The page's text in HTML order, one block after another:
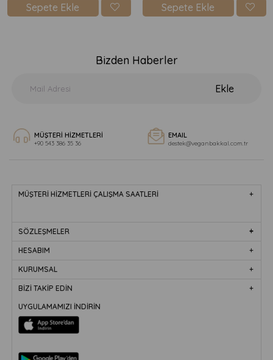
Sepete Ekle Sepete Ekle
Bizden Haberler
Ekle
MÜŞTERİ HİZMETLERİ
+90 543 386 35 36
EMAIL
destek@veganbakkal.com.tr
MÜŞTERİ HİZMETLERİ ÇALIŞMA SAATLERİ
SÖZLEŞMELER
HESABIM
KURUMSAL
BİZİ TAKİP EDİN
UYGULAMAMIZI İNDİRİN